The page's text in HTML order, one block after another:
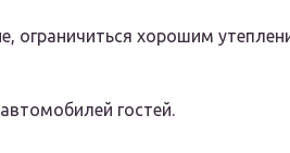
ограничиться хорошим
гостей.